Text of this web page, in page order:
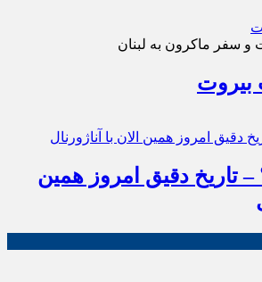
و سفر ماکرون به لبنان
بیروت
– تاریخ دقیق امروز همین